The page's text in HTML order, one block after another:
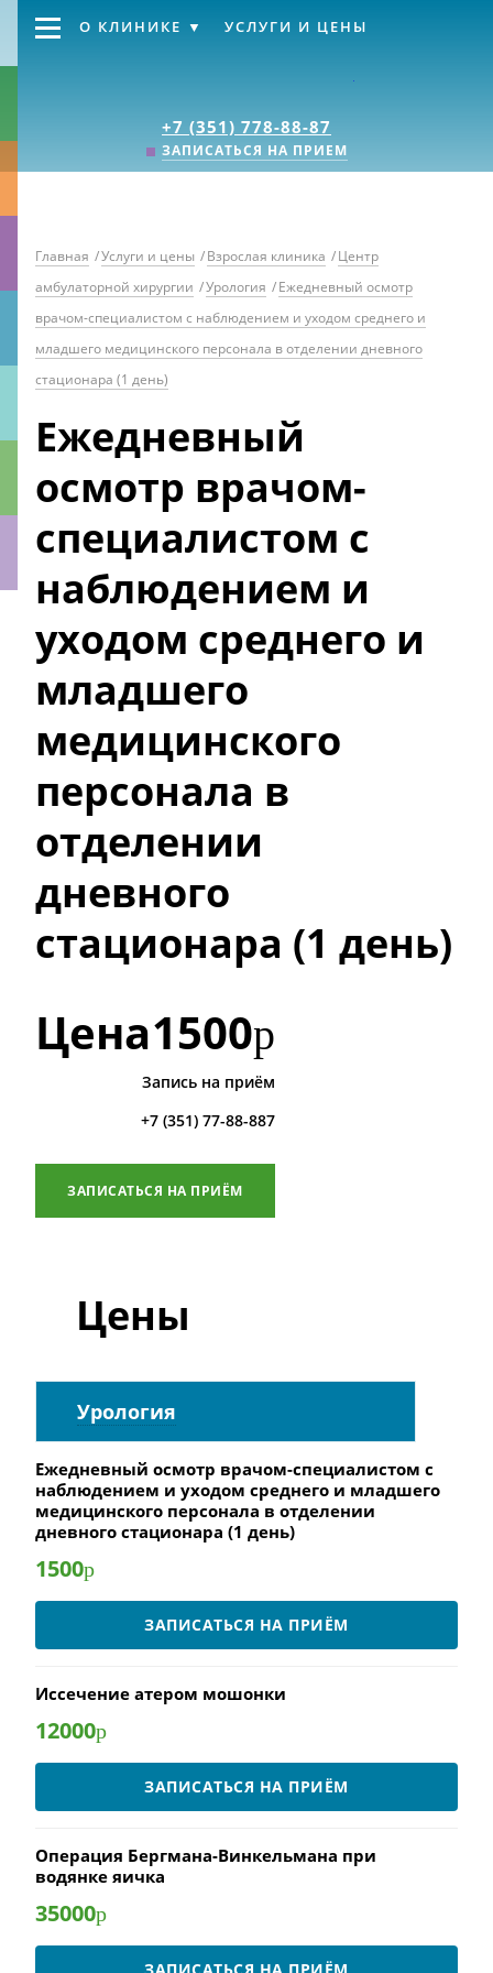
+7 (351) 778-88-87
ЗАПИСАТЬСЯ НА ПРИЕМ
О КЛИНИКЕ УСЛУГИ И ЦЕНЫ
Главная /Услуги и цены /Взрослая клиника /Центр
амбулаторной хирургии /Урология /Ежедневный осмотр
врачом-специалистом с наблюдением и уходом среднего и
младшего медицинского персонала в отделении дневного
стационара (1 день)
Ежедневный
осмотр врачом-
специалистом с
наблюдением и
уходом среднего и
младшего
медицинского
персонала в
отделении
дневного
стационара (1 день)
Цена1500р
Запись на приём
+7 (351) 77-88-887
ЗАПИСАТЬСЯ НА ПРИЁМ
Цены
Урология
Ежедневный осмотр врачом-специалистом с
наблюдением и уходом среднего и младшего
медицинского персонала в отделении
дневного стационара (1 день)
1500р
ЗАПИСАТЬСЯ НА ПРИЁМ
Иссечение атером мошонки
12000р
ЗАПИСАТЬСЯ НА ПРИЁМ
Операция Бергмана-Винкельмана при
водянке яичка
35000р